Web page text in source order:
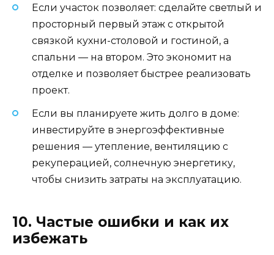
Если участок позволяет: сделайте светлый и
просторный первый этаж с открытой
связкой кухни-столовой и гостиной, а
спальни — на втором. Это экономит на
отделке и позволяет быстрее реализовать
проект.
Если вы планируете жить долго в доме:
инвестируйте в энергоэффективные
решения — утепление, вентиляцию с
рекуперацией, солнечную энергетику,
чтобы снизить затраты на эксплуатацию.
10. Частые ошибки и как их
избежать